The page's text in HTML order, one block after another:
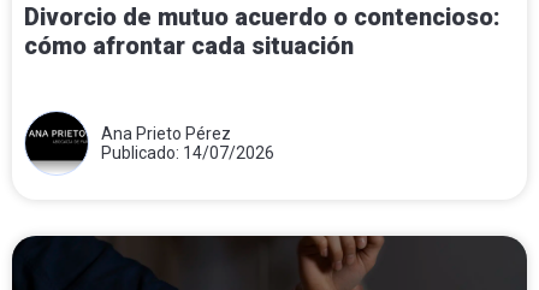
Divorcio de mutuo acuerdo o contencioso:
cómo afrontar cada situación
Ana Prieto Pérez
Publicado: 14/07/2026